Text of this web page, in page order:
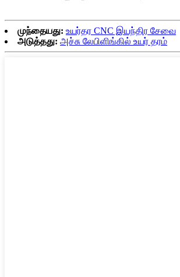
முந்தையது: உயர்தர CNC இயந்திர சேவை
அடுத்தது: அச்சு லேபிளிங்கில் உயர் தரம்